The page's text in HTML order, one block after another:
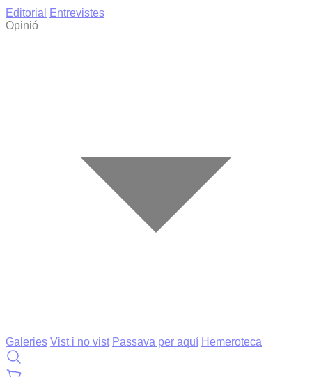
Editorial
Entrevistes
Opinió
Galeries Vist i no vist Passava per aquí Hemeroteca